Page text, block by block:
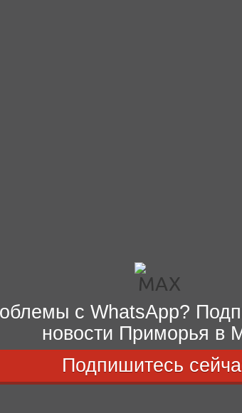
с WhatsApp?
новости Приморья в
Подпишитесь